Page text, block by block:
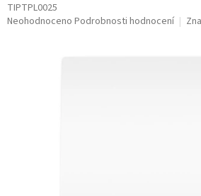
TIPTPL0025
Průměrné
Neohodnoceno Podrobnosti hodnocení